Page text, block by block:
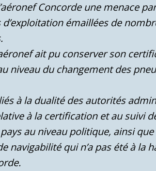
Concorde une menace
émaillées de
ait pu conserver son
niveau du changement des
à la dualité des autorités
à la certification et au suivi
au niveau politique, ainsi
navigabilité qui n’a pas été à la